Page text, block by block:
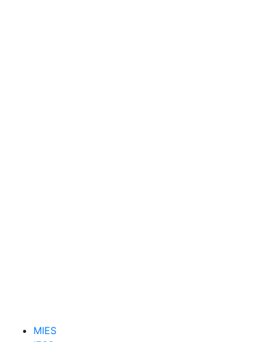
MIES